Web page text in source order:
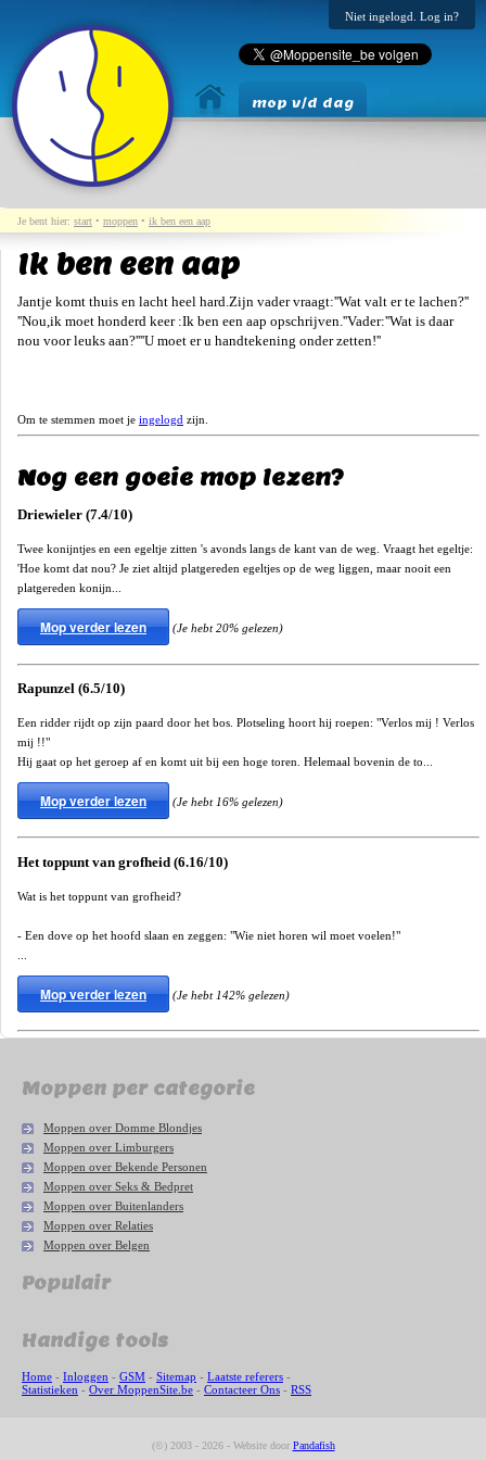
Niet ingelogd. Log in?
mop v/d dag
Je bent hier: start • moppen • ik ben een aap
Ik ben een aap
Jantje komt thuis en lacht heel hard.Zijn vader vraagt:''Wat valt er te lachen?''
''Nou,ik moet honderd keer :Ik ben een aap opschrijven.''Vader:''Wat is daar
nou voor leuks aan?''''U moet er u handtekening onder zetten!''
Om te stemmen moet je ingelogd zijn.
Nog een goeie mop lezen?
Driewieler (7.4/10)
Twee konijntjes en een egeltje zitten 's avonds langs de kant van de weg. Vraagt het egeltje:
'Hoe komt dat nou? Je ziet altijd platgereden egeltjes op de weg liggen, maar nooit een
platgereden konijn...
Mop verder lezen (Je hebt 20% gelezen)
Rapunzel (6.5/10)
Een ridder rijdt op zijn paard door het bos. Plotseling hoort hij roepen: "Verlos mij ! Verlos
mij !!"
Hij gaat op het geroep af en komt uit bij een hoge toren. Helemaal bovenin de to...
Mop verder lezen (Je hebt 16% gelezen)
Het toppunt van grofheid (6.16/10)
Wat is het toppunt van grofheid?
- Een dove op het hoofd slaan en zeggen: "Wie niet horen wil moet voelen!"
Mop verder lezen (Je hebt 142% gelezen)
Moppen per categorie
Moppen over Domme Blondjes
Moppen over Limburgers
Moppen over Bekende Personen
Moppen over Seks & Bedpret
Moppen over Buitenlanders
Moppen over Relaties
Moppen over Belgen
Populair
Handige tools
Home - Inloggen - GSM - Sitemap - Laatste referers -
Statistieken - Over MoppenSite.be - Contacteer Ons - RSS
(©) 2003 - 2026 - Website door Pandafish